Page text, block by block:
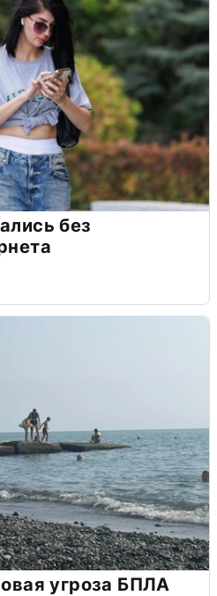
без
угроза БПЛА